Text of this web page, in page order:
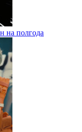
на полгода